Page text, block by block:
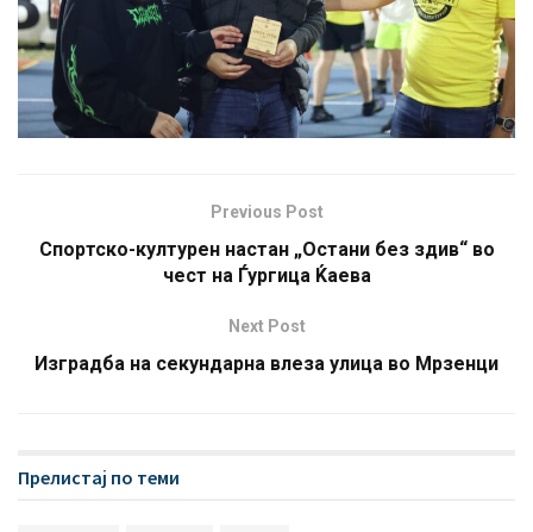
Previous Post
Спортско-културен настан „Остани без здив“ во
чест на Ѓургица Ќаева
Next Post
Изградба на секундарна влеза улица во Мрзенци
Прелистај по теми